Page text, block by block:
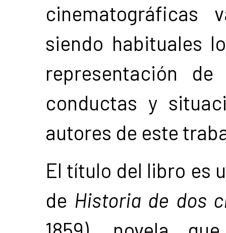
cinematográficas
siendo habituales
representación
conductas y
autores de este
El título del libro es
de Historia de dos